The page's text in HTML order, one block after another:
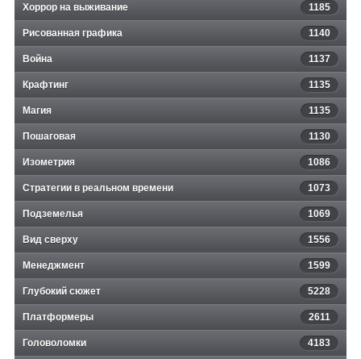
Хоррор на выживание 1185
Рисованная графика 1140
Война 1137
Крафтинг 1135
Магия 1135
Пошаговая 1130
Изометрия 1086
Стратегии в реальном времени 1073
Подземелья 1069
Вид сверху 1556
Менеджмент 1599
Глубокий сюжет 5228
Платформеры 2611
Головоломки 4183